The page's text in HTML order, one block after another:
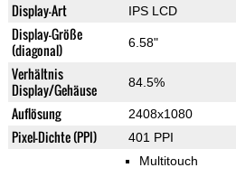
Display-Art IPS LCD
Display-Größe
(diagonal)
6.58"
Verhältnis
Display/Gehäuse
84.5%
Auflösung 2408x1080
Pixel-Dichte (PPI) 401 PPI
Multitouch